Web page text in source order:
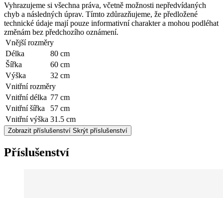
Vyhrazujeme si všechna práva, včetně možnosti nepředvídaných
chyb a následných úprav. Tímto zdůrazňujeme, že předložené
technické údaje mají pouze informativní charakter a mohou podléhat
změnám bez předchozího oznámení.
Vnější rozměry
Délka
80 cm
Šířka
60 cm
Výška
32 cm
Vnitřní rozměry
Vnitřní délka 77 cm
Vnitřní šířka
57 cm
Vnitřní výška 31.5 cm
Zobrazit příslušenství Skrýt příslušenství
Příslušenství